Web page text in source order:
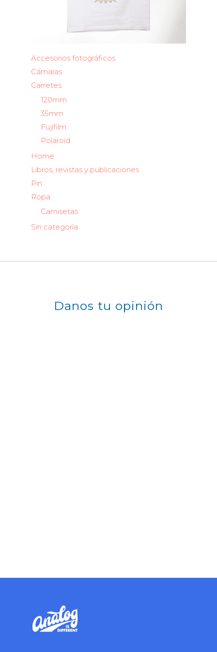
Accesorios fotográficos
Cámaras
Carretes
120mm
35mm
Fujifilm
Polaroid
Home
Libros, revistas y publicaciones
Pin
Ropa
Camisetas
Sin categoría
Danos tu opinión